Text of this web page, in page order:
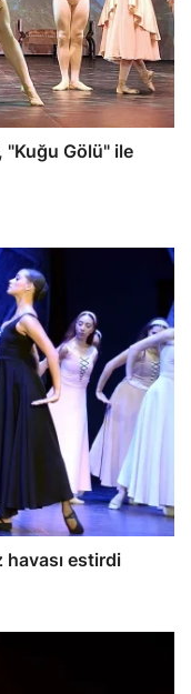
"Kuğu Gölü" ile
havası estirdi